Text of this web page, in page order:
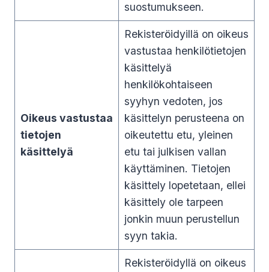
suostumukseen.
Oikeus vastustaa
tietojen
käsittelyä
Rekisteröidyillä on oikeus
vastustaa henkilötietojen
käsittelyä
henkilökohtaiseen
syyhyn vedoten, jos
käsittelyn perusteena on
oikeutettu etu, yleinen
etu tai julkisen vallan
käyttäminen. Tietojen
käsittely lopetetaan, ellei
käsittely ole tarpeen
jonkin muun perustellun
syyn takia.
Rekisteröidyllä on oikeus